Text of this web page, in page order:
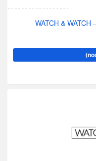
WATCH & WATCH